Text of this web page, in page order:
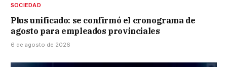
SOCIEDAD
Plus unificado: se confirmó el cronograma de
agosto para empleados provinciales
6 de agosto de 2026